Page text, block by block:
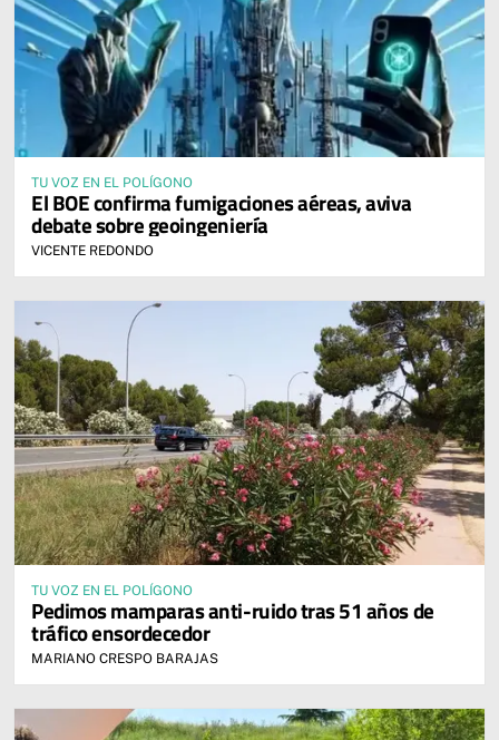
TU VOZ EN EL POLÍGONO
El BOE confirma fumigaciones aéreas, aviva
debate sobre geoingeniería
VICENTE REDONDO
TU VOZ EN EL POLÍGONO
Pedimos mamparas anti-ruido tras 51 años de
tráfico ensordecedor
MARIANO CRESPO BARAJAS